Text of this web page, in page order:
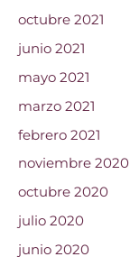
octubre 2021
junio 2021
mayo 2021
marzo 2021
febrero 2021
noviembre 2020
octubre 2020
julio 2020
junio 2020